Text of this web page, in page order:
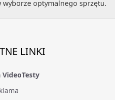
optymalnego sprzętu.
LINKI
VideoTesty